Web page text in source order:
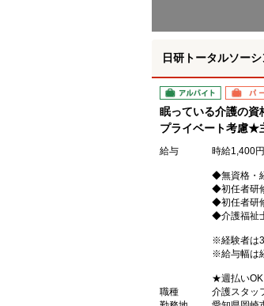
日研トータルソー
アルバイト パート
眠っている介護の
プライベート考慮★
給与 時給1,400
◆無資格・
◆初任者研
◆初任者研
◆介護福祉
※経験者は
※給与幅は
★週払いOK
職種
介護スタッ